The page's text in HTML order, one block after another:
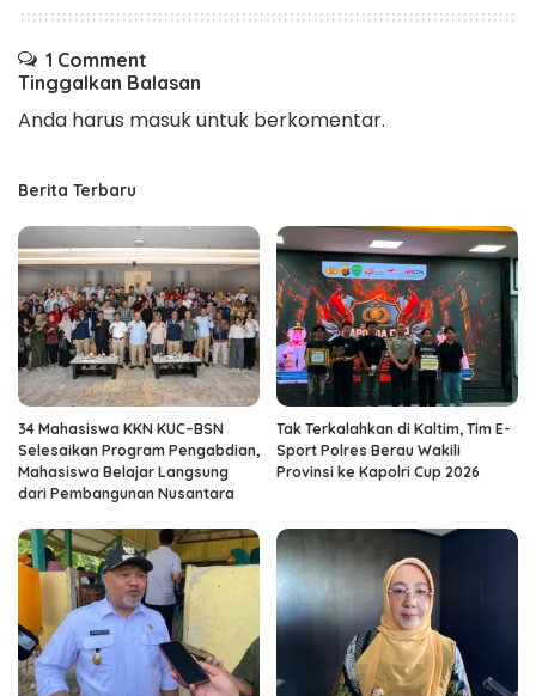
1 Comment
Tinggalkan Balasan
Anda harus masukuntuk berkomentar.
Berita Terbaru
34 Mahasiswa KKN KUC–BSN
Selesaikan Program Pengabdian,
Mahasiswa Belajar Langsung
dari Pembangunan Nusantara
Tak Terkalahkan di Kaltim, Tim E-
Sport Polres Berau Wakili
Provinsi ke Kapolri Cup 2026